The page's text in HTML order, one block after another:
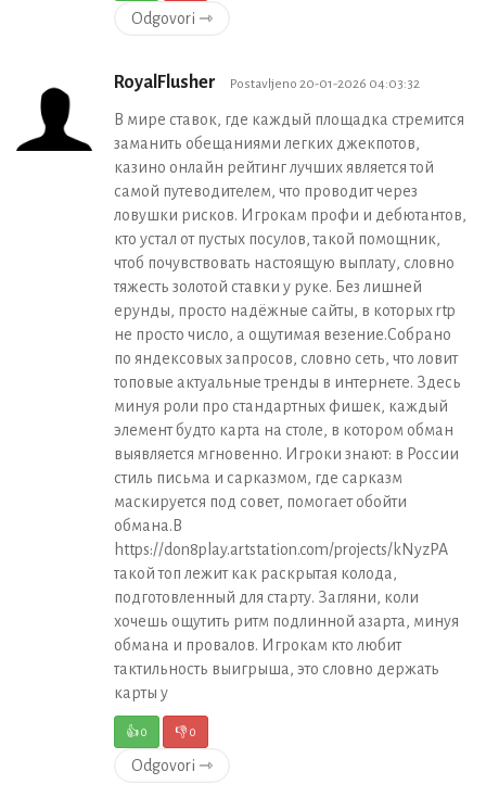
Odgovori ⇾
RoyalFlusher Postavljeno 20-01-2026 04:03:32
В мире ставок, где каждый площадка стремится
заманить обещаниями легких джекпотов,
казино онлайн рейтинг лучших является той
самой путеводителем, что проводит через
ловушки рисков. Игрокам профи и дебютантов,
кто устал от пустых посулов, такой помощник,
чтоб почувствовать настоящую выплату, словно
тяжесть золотой ставки у руке. Без лишней
ерунды, просто надёжные сайты, в которых rtp
не просто число, а ощутимая везение.Собрано
по яндексовых запросов, словно сеть, что ловит
топовые актуальные тренды в интернете. Здесь
минуя роли про стандартных фишек, каждый
элемент будто карта на столе, в котором обман
выявляется мгновенно. Игроки знают: в России
стиль письма и сарказмом, где сарказм
маскируется под совет, помогает обойти
обмана.В
https://don8play.artstation.com/projects/kNyzPA
такой топ лежит как раскрытая колода,
подготовленный для старту. Загляни, коли
хочешь ощутить ритм подлинной азарта, минуя
обмана и провалов. Игрокам кто любит
тактильность выигрыша, это словно держать
карты у
👍0 👎0
Odgovori ⇾